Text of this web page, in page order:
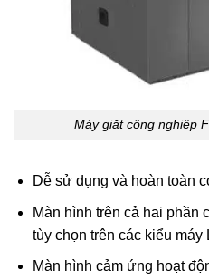
Máy giặt công nghiệp
Dễ sử dụng và hoàn toàn
Màn hình trên cả hai phần
tùy chọn trên các kiểu máy
Màn hình cảm ứng hoạt